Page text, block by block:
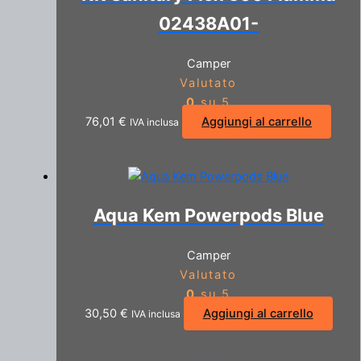
02438A01-
Camper
Valutato
0su 5
76,01€ IVA inclusa Aggiungi al carrello
Aqua Kem Powerpods Blue
Camper
Valutato
0su 5
30,50 € IVA inclusa Aggiungi al carrello